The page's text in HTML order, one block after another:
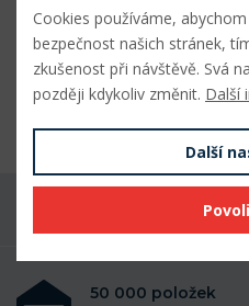
Parametry
Odkaz SKF
Máte dotaz k
50 000 položek
Cookies používáme,
bezpečnost našich stránek,
zkušenost při návštěvě. Svá
později kdykoliv změnit. Další
Další